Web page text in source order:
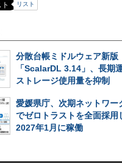
リスト
分散台帳ミドルウェア新版
「ScalarDL 3.14」、長期
ストレージ使用量を抑制
愛媛県庁、次期ネットワー
でゼロトラストを全面採用
2027年1月に稼働